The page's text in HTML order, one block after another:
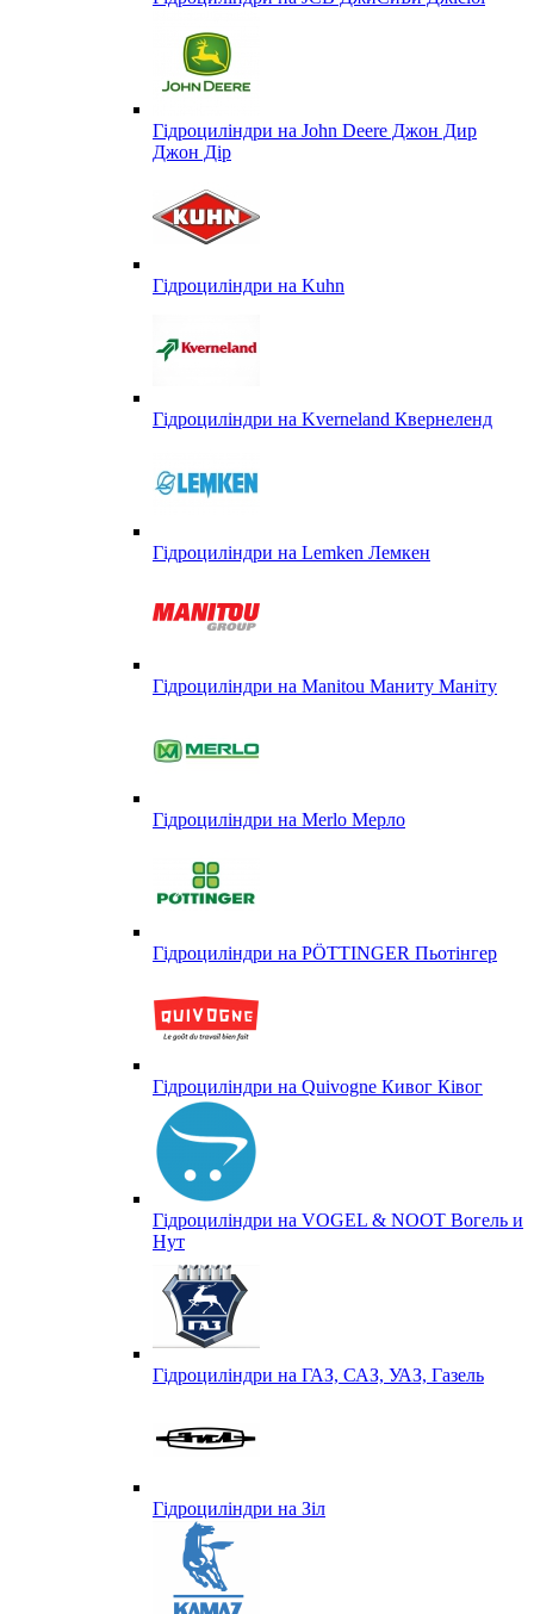
Гідроциліндри на John Deere Джон Дир
Джон Дір
Гідроциліндри на Kuhn
Гідроциліндри на Kverneland Квернеленд
Гідроциліндри на Lemken Лемкен
Гідроциліндри на Manitou Маниту Маніту
Гідроциліндри на Merlo Мерло
Гідроциліндри на PÖTTINGER Пьотінгер
Гідроциліндри на Quivogne Кивог Ківог
Гідроциліндри на VOGEL & NOOT Вогель и
Нут
Гідроциліндри на ГАЗ, САЗ, УАЗ, Газель
Гідроциліндри на Зіл